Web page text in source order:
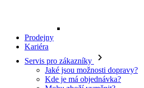
Mohu zboží vyměnit?
Jak vrátím svou objednávku?
Kdy budu mít peníze zpět?
Jak mohu zboží reklamovat?
Odstoupení od smlouvy
O EXE JEANS